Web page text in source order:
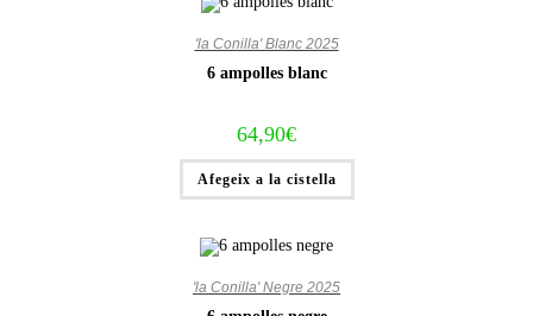
'la Conilla' Blanc 2025
6 ampolles blanc
64,90€
Afegeix a la cistella
'la Conilla' Negre 2025